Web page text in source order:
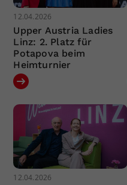
12.04.2026
Upper Austria Ladies
Linz: 2. Platz für
Potapova beim
Heimturnier
12.04.2026